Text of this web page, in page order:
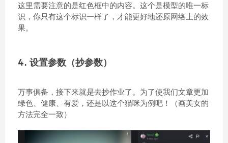
这里需要注意的是红色框中的内容。这个是模型的唯一标
识，你只有这个标识一样了，才能更好地还原网络上的效
果。
4. 设置参数（抄参数）
万事俱备，接下来就是去抄作业了。为了使我们文章更加
绿色、健康、有爱，还是以这个猫咪为例吧！（画美女的
方法完全一致）